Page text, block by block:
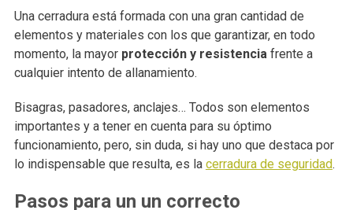
Una cerradura está formada con una gran cantidad de
elementos y materiales con los que garantizar, en todo
momento, la mayor protección y resistenciafrente a
cualquier intento de allanamiento.
Bisagras, pasadores, anclajes… Todos son elementos
importantes y a tener en cuenta para su óptimo
funcionamiento, pero, sin duda, si hay uno que destaca por
lo indispensable que resulta, es la cerradura de seguridad.
Pasos para un un correcto